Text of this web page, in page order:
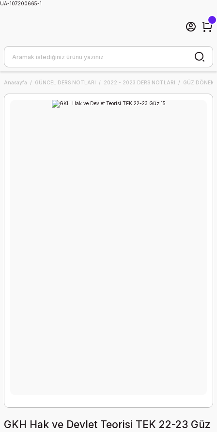
UA-107200665-1
Anasayfa GÜNCEL DERS NOTLARI 2022 - 2023 DERS NOTLARI GÜZ DÖNEMİ
GKH Hak ve Devlet Teorisi TEK 22-23 Güz